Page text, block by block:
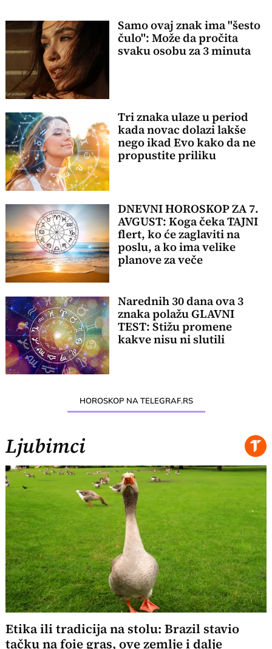
Samo ovaj znak ima "šesto
čulo": Može da pročita
svaku osobu za 3 minuta
Tri znaka ulaze u period
kada novac dolazi lakše
nego ikad Evo kako da ne
propustite priliku
DNEVNI HOROSKOP ZA 7.
AVGUST: Koga čeka TAJNI
flert, ko će zaglaviti na
poslu, a ko ima velike
planove za veče
Narednih 30 dana ova 3
znaka polažu GLAVNI
TEST: Stižu promene
kakve nisu ni slutili
HOROSKOP NA TELEGRAF.RS
Ljubimci
Etika ili tradicija na stolu: Brazil stavio
tačku na foie gras, ove zemlje i dalje